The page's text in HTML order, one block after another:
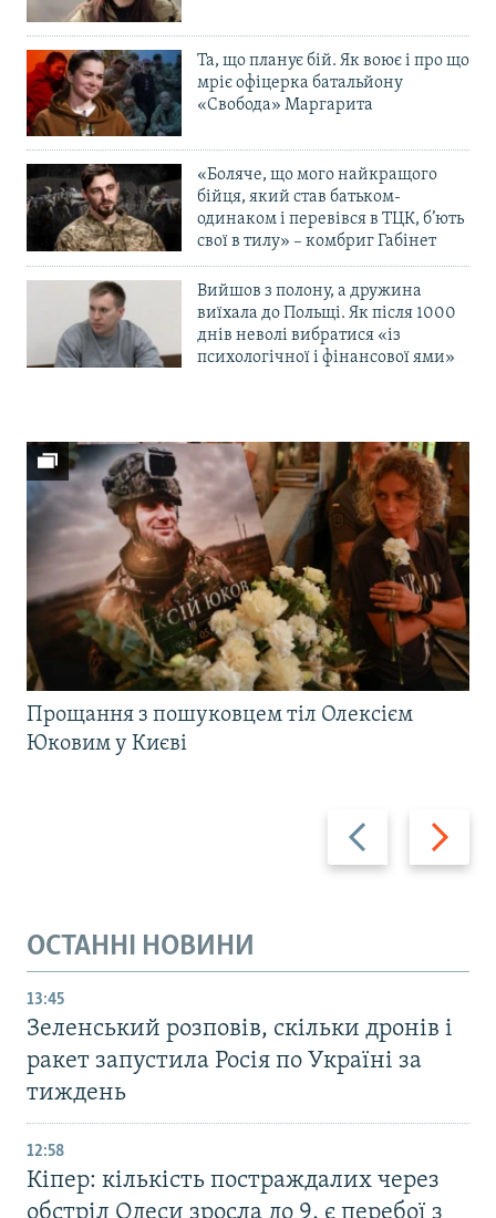
Та, що планує бій. Як воює і про що
мріє офіцерка батальйону
«Свобода» Маргарита
«Боляче, що мого найкращого
бійця, який став батьком-
одинаком і перевівся в ТЦК, б’ють
свої в тилу» – комбриг Габінет
Вийшов з полону, а дружина
виїхала до Польщі. Як після 1000
днів неволі вибратися «із
психологічної і фінансової ями»
Назад Вперед
Прощання з пошуковцем тіл Олексієм
Юковим у Києві
ОСТАННІ НОВИНИ
13:45
Зеленський розповів, скільки дронів і
ракет запустила Росія по Україні за
тиждень
12:58
Кіпер: кількість постраждалих через